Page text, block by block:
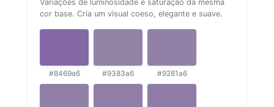
Variações de luminosidade e saturação da mesma
cor base. Cria um visual coeso, elegante e suave.
#8469a6 #9383a6 #9281a6